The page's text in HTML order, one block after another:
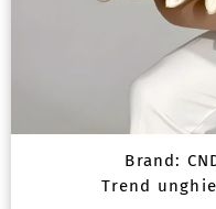
Brand:
Trend